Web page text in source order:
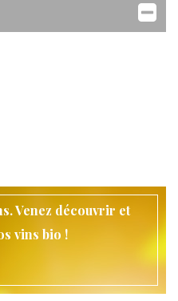
Venez découvrir et
vins bio !